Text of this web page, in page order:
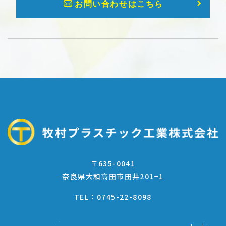
お問い合わせはこちら
〒635-0041
奈良県大和高田市田井201−1
TEL： 0745-22-8098